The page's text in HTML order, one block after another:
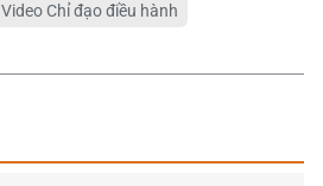
Video Chỉ đạo điều hành